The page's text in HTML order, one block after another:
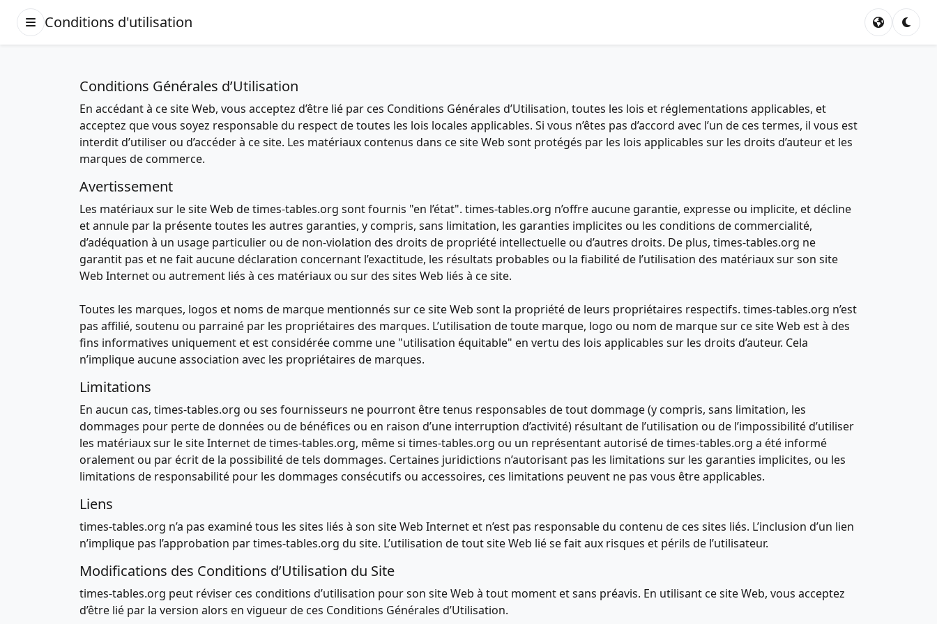
Conditions d'utilisation
Conditions Générales d’Utilisation
En accédant à ce site Web, vous acceptez d’être lié par ces Conditions Générales d’Utilisation, toutes les lois et réglementations applicables, et
acceptez que vous soyez responsable du respect de toutes les lois locales applicables. Si vous n’êtes pas d’accord avec l’un de ces termes, il vous est
interdit d’utiliser ou d’accéder à ce site. Les matériaux contenus dans ce site Web sont protégés par les lois applicables sur les droits d’auteur et les
marques de commerce.
Avertissement
Les matériaux sur le site Web de times-tables.org sont fournis "en l’état". times-tables.org n’offre aucune garantie, expresse ou implicite, et décline
et annule par la présente toutes les autres garanties, y compris, sans limitation, les garanties implicites ou les conditions de commercialité,
d’adéquation à un usage particulier ou de non-violation des droits de propriété intellectuelle ou d’autres droits. De plus, times-tables.org ne
garantit pas et ne fait aucune déclaration concernant l’exactitude, les résultats probables ou la fiabilité de l’utilisation des matériaux sur son site
Web Internet ou autrement liés à ces matériaux ou sur des sites Web liés à ce site.
Toutes les marques, logos et noms de marque mentionnés sur ce site Web sont la propriété de leurs propriétaires respectifs. times-tables.org n’est
pas affilié, soutenu ou parrainé par les propriétaires des marques. L’utilisation de toute marque, logo ou nom de marque sur ce site Web est à des
fins informatives uniquement et est considérée comme une "utilisation équitable" en vertu des lois applicables sur les droits d’auteur. Cela
n’implique aucune association avec les propriétaires de marques.
Limitations
En aucun cas, times-tables.org ou ses fournisseurs ne pourront être tenus responsables de tout dommage (y compris, sans limitation, les
dommages pour perte de données ou de bénéfices ou en raison d’une interruption d’activité) résultant de l’utilisation ou de l’impossibilité d’utiliser
les matériaux sur le site Internet de times-tables.org, même si times-tables.org ou un représentant autorisé de times-tables.org a été informé
oralement ou par écrit de la possibilité de tels dommages. Certaines juridictions n’autorisant pas les limitations sur les garanties implicites, ou les
limitations de responsabilité pour les dommages consécutifs ou accessoires, ces limitations peuvent ne pas vous être applicables.
Liens
times-tables.org n’a pas examiné tous les sites liés à son site Web Internet et n’est pas responsable du contenu de ces sites liés. L’inclusion d’un lien
n’implique pas l’approbation par times-tables.org du site. L’utilisation de tout site Web lié se fait aux risques et périls de l’utilisateur.
Modifications des Conditions d’Utilisation du Site
times-tables.org peut réviser ces conditions d’utilisation pour son site Web à tout moment et sans préavis. En utilisant ce site Web, vous acceptez
d’être lié par la version alors en vigueur de ces Conditions Générales d’Utilisation.